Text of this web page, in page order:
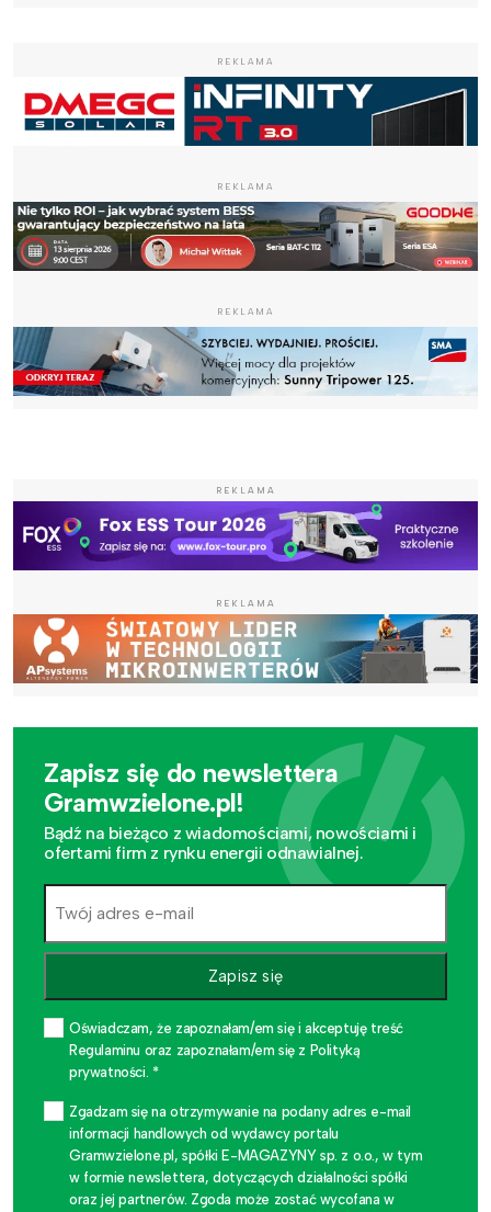
REKLAMA
REKLAMA
REKLAMA
REKLAMA
REKLAMA
Zapisz się do newslettera
Gramwzielone.pl!
Bądź na bieżąco z wiadomościami, nowościami i
ofertami firm z rynku energii odnawialnej.
Zapisz się
Oświadczam, że zapoznałam/em się i akceptuję treść
Regulaminu oraz zapoznałam/em się z Polityką
prywatności. *
Zgadzam się na otrzymywanie na podany adres e-mail
informacji handlowych od wydawcy portalu
Gramwzielone.pl, spółki E-MAGAZYNY sp. z o.o., w tym
w formie newslettera, dotyczących działalności spółki
oraz jej partnerów. Zgoda może zostać wycofana w